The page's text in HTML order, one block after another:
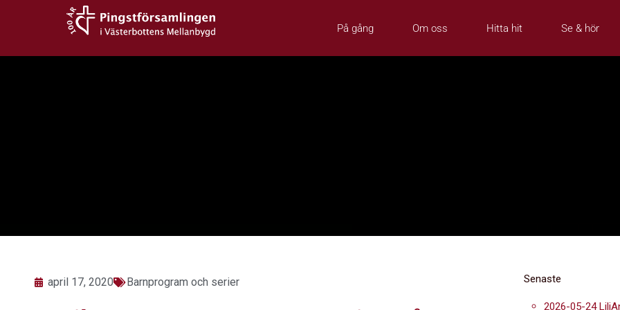
På gång Om oss Hitta hit Se & hör
april 17, 2020 Barnprogram och serier Senaste
2026-05-24